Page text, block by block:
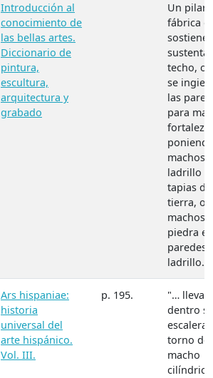
Introducción al
conocimiento de
las bellas artes.
Diccionario de
pintura,
escultura,
arquitectura y
grabado
Un pilar
fábrica
sostiene
sustenta
techo, o
se
las
para
fortaleza
machos
ladrillo
tapias de
tierra, o
machos
piedra
paredes
ladrillo.
Ars hispaniae:
historia
universal del
arte hispánico.
Vol. III.
p. 195.
"…
dentro
escalera
torno de
macho